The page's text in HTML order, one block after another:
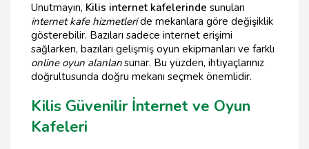
Unutmayın, Kilis internet kafelerinde sunulan
internet kafe hizmetleride mekanlara göre değişiklik
gösterebilir. Bazıları sadece internet erişimi
sağlarken, bazıları gelişmiş oyun ekipmanları ve farklı
online oyun alanlarısunar. Bu yüzden, ihtiyaçlarınız
doğrultusunda doğru mekanı seçmek önemlidir.
Kilis Güvenilir İnternet ve Oyun
Kafeleri